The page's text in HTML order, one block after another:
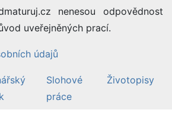
nenesou odpovědnost
uveřejněných prací.
údajů
Slohové
práce
Životopisy